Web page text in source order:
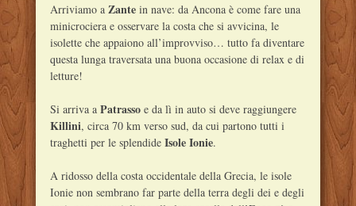
Arriviamo a Zantein nave: da Ancona è come fare una
minicrociera e osservare la costa che si avvicina, le
isolette che appaiono all’improvviso… tutto fa diventare
questa lunga traversata una buona occasione di relax e di
letture!
Si arriva a Patrassoe da lì in auto si deve raggiungere
Killini, circa 70 km verso sud, da cui partono tutti i
traghetti per le splendide Isole Ionie.
A ridosso della costa occidentale della Grecia, le isole
Ionie non sembrano far parte della terra degli dei e degli